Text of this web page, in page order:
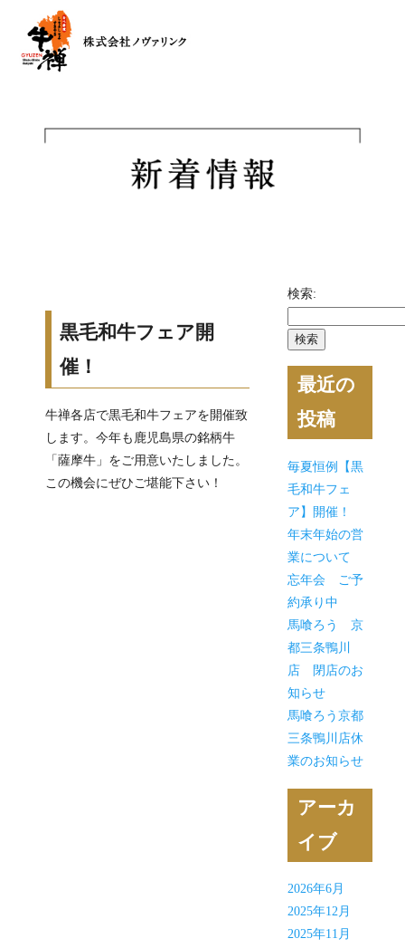
黒毛和牛フェア開
催！
牛禅各店で黒毛和牛フェアを開催致
します。今年も鹿児島県の銘柄牛
「薩摩牛」をご用意いたしました。
この機会にぜひご堪能下さい！
検索:
最近の
投稿
毎夏恒例【黒
毛和牛フェ
ア】開催！
年末年始の営
業について
忘年会 ご予
約承り中
馬喰ろう 京
都三条鴨川
店 閉店のお
知らせ
馬喰ろう京都
三条鴨川店休
業のお知らせ
アーカ
イブ
2026年6月
2025年12月
2025年11月